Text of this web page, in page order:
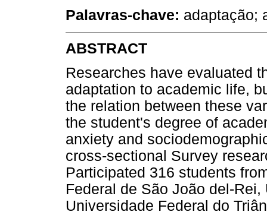
Palavras-chave: adaptação;
ABSTRACT
Researches have evaluated
adaptation to academic life,
the relation between these
the student's degree of
anxiety and
cross-sectional Survey
Participated 316 students
Federal de São João del-
Universidade Federal do